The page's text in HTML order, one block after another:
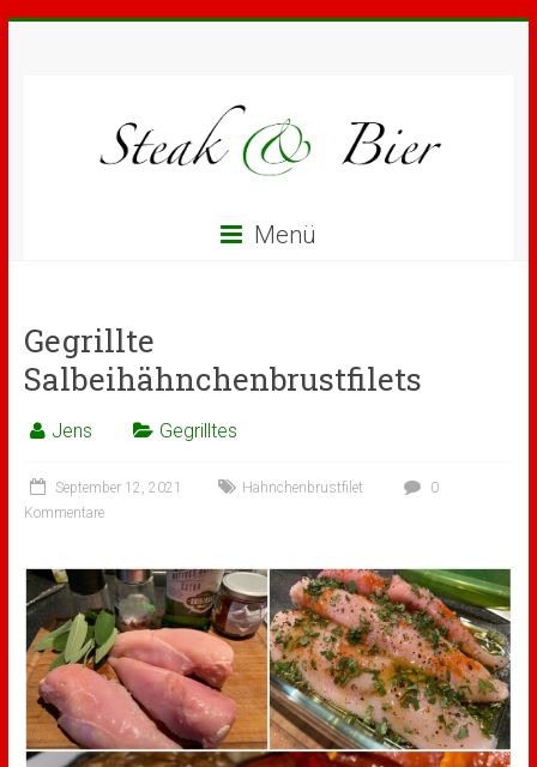
Menü
Gegrillte
Salbeihähnchenbrustfilets
Jens Gegrilltes
September 12, 2021 Hähnchenbrustfilet
0
Kommentare